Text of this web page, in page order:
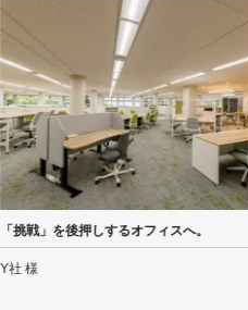
「挑戦」を後押しするオフィスへ。
Y社 様